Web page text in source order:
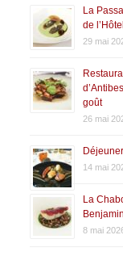
La
de
29 mai
goût
26 mai
14 mai
La
8 mai